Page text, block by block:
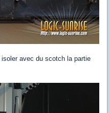
avec du scotch la partie